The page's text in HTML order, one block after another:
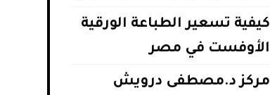
كيفية تسعير الطباعة الورقية
الأوفست في مصر
مركز د.مصطفى درويش